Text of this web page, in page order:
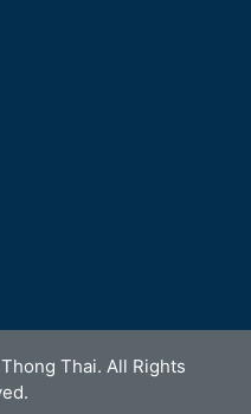
Thai. All Rights